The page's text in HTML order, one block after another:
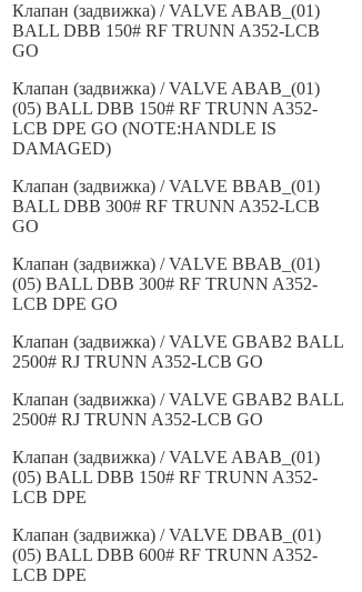
Клапан (задвижка) / VALVE ABAB_(01)
BALL DBB 150# RF TRUNN A352-LCB
GO
Клапан (задвижка) / VALVE ABAB_(01)
(05) BALL DBB 150# RF TRUNN A352-
LCB DPE GO (NOTE:HANDLE IS
DAMAGED)
Клапан (задвижка) / VALVE BBAB_(01)
BALL DBB 300# RF TRUNN A352-LCB
GO
Клапан (задвижка) / VALVE BBAB_(01)
(05) BALL DBB 300# RF TRUNN A352-
LCB DPE GO
Клапан (задвижка) / VALVE GBAB2 BALL
2500# RJ TRUNN A352-LCB GO
Клапан (задвижка) / VALVE GBAB2 BALL
2500# RJ TRUNN A352-LCB GO
Клапан (задвижка) / VALVE ABAB_(01)
(05) BALL DBB 150# RF TRUNN A352-
LCB DPE
Клапан (задвижка) / VALVE DBAB_(01)
(05) BALL DBB 600# RF TRUNN A352-
LCB DPE